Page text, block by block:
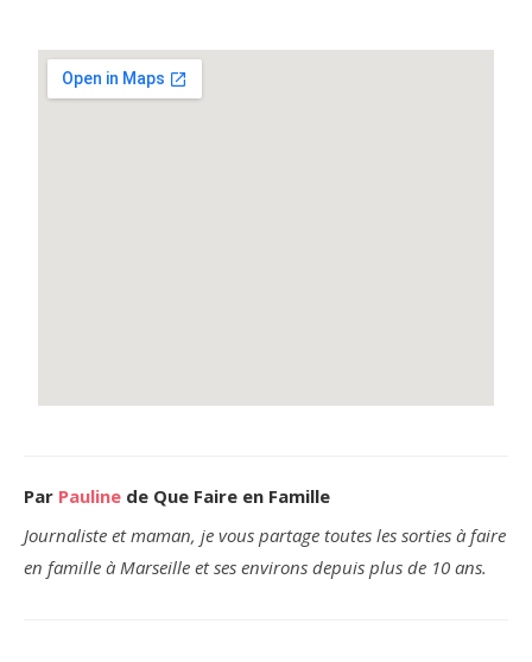
Par Pauline de Que Faire en Famille
Journaliste et maman, je vous partage toutes les sorties à faire
en famille à Marseille et ses environs depuis plus de 10 ans.